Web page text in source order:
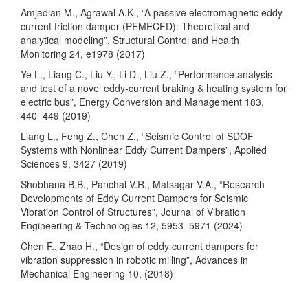
Amjadian M., Agrawal A.K., “A passive electromagnetic eddy
current friction damper (PEMECFD): Theoretical and
analytical modeling”, Structural Control and Health
Monitoring 24, e1978 (2017)
Ye L., Liang C., Liu Y., Li D., Liu Z., “Performance analysis
and test of a novel eddy-current braking & heating system for
electric bus”, Energy Conversion and Management 183,
440–449 (2019)
Liang L., Feng Z., Chen Z., “Seismic Control of SDOF
Systems with Nonlinear Eddy Current Dampers”, Applied
Sciences 9, 3427 (2019)
Shobhana B.B., Panchal V.R., Matsagar V.A., “Research
Developments of Eddy Current Dampers for Seismic
Vibration Control of Structures”, Journal of Vibration
Engineering & Technologies 12, 5953–5971 (2024)
Chen F., Zhao H., “Design of eddy current dampers for
vibration suppression in robotic milling”, Advances in
Mechanical Engineering 10, (2018)